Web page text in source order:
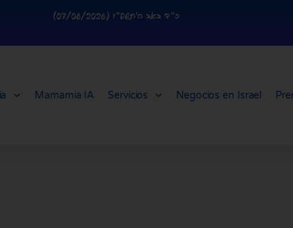
כ״ד באב ה׳תשפ״ו (07/08/2026)
Mamamia IA Servicios Negocios en Israel